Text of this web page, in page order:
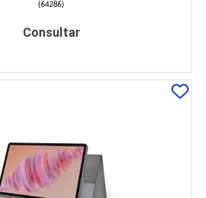
(64286)
Consultar